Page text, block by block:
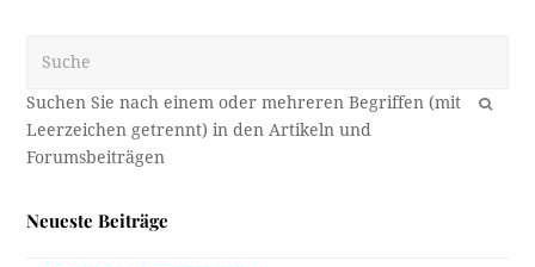
OK
Neueste Beiträge